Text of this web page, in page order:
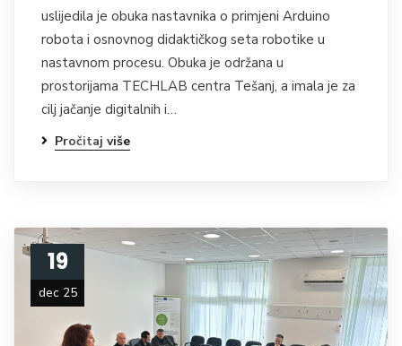
uslijedila je obuka nastavnika o primjeni Arduino
robota i osnovnog didaktičkog seta robotike u
nastavnom procesu. Obuka je održana u
prostorijama TECHLAB centra Tešanj, a imala je za
cilj jačanje digitalnih i…
Pročitaj više
19
dec 25